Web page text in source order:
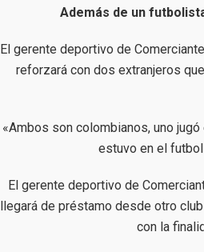
Además de un
El gerente deportivo de
reforzará con dos extranjeros
«Ambos son colombianos, uno
estuvo en el
El gerente deportivo de
llegará de préstamo desde otro
con la